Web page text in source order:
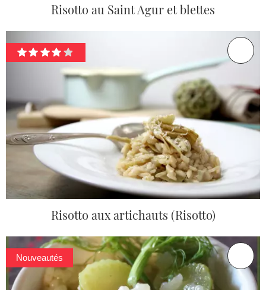
Risotto au Saint Agur et blettes
Risotto aux artichauts (Risotto)
Nouveautés